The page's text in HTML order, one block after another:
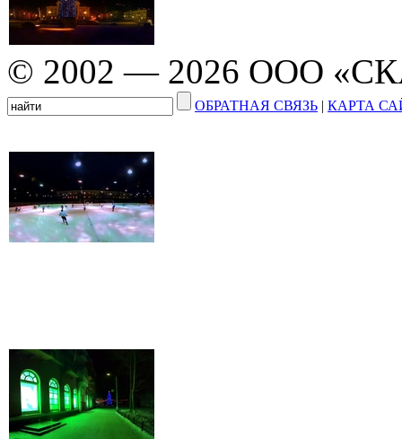
© 2002 — 2026 ООО
ОБРАТНАЯ СВЯЗЬ | КАРТА